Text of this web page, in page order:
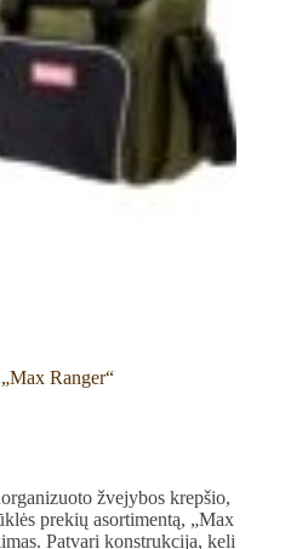
Ranger“
žvejybos krepšio,
prekių asortimentą, „Max
Patvari konstrukcija, keli